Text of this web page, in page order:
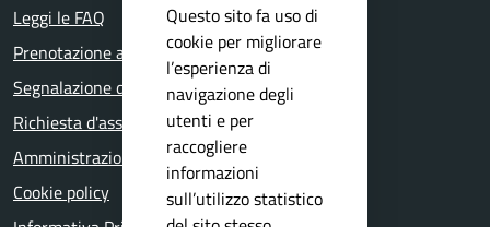
Leggi le FAQ
Prenotazione appuntamento
Segnalazione disservizio
Richiesta d'assistenza
Amministrazione trasparente
Cookie policy
Questo sito fa uso di
cookie per migliorare
l’esperienza di
navigazione degli
utenti e per
raccogliere
informazioni
sull’utilizzo statistico